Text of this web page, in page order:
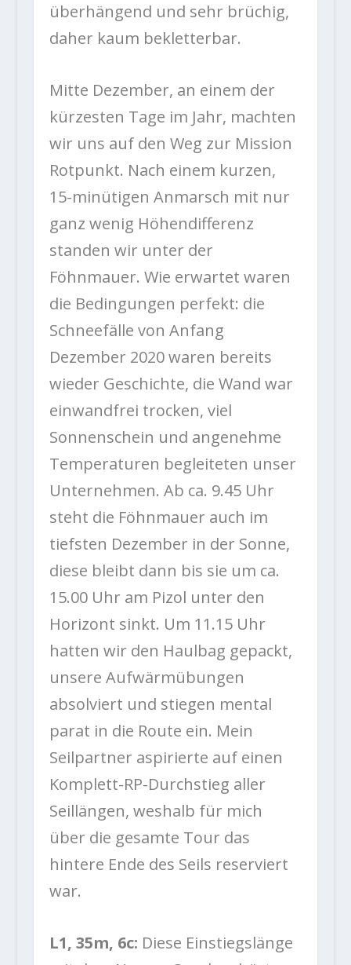
überhängend und sehr brüchig,
daher kaum bekletterbar.
Mitte Dezember, an einem der
kürzesten Tage im Jahr, machten
wir uns auf den Weg zur Mission
Rotpunkt. Nach einem kurzen,
15-minütigen Anmarsch mit nur
ganz wenig Höhendifferenz
standen wir unter der
Föhnmauer. Wie erwartet waren
die Bedingungen perfekt: die
Schneefälle von Anfang
Dezember 2020 waren bereits
wieder Geschichte, die Wand war
einwandfrei trocken, viel
Sonnenschein und angenehme
Temperaturen begleiteten unser
Unternehmen. Ab ca. 9.45 Uhr
steht die Föhnmauer auch im
tiefsten Dezember in der Sonne,
diese bleibt dann bis sie um ca.
15.00 Uhr am Pizol unter den
Horizont sinkt. Um 11.15 Uhr
hatten wir den Haulbag gepackt,
unsere Aufwärmübungen
absolviert und stiegen mental
parat in die Route ein. Mein
Seilpartner aspirierte auf einen
Komplett-RP-Durchstieg aller
Seillängen, weshalb für mich
über die gesamte Tour das
hintere Ende des Seils reserviert
war.
L1, 35m, 6c: Diese Einstiegslänge